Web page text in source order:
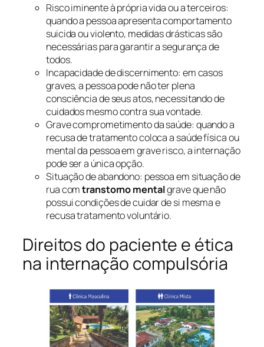
Risco iminente à própria vida ou a terceiros:
quando a pessoa apresenta comportamento
suicida ou violento, medidas drásticas são
necessárias para garantir a segurança de
todos.
Incapacidade de discernimento: em casos
graves, a pessoa pode não ter plena
consciência de seus atos, necessitando de
cuidados mesmo contra sua vontade.
Grave comprometimento da saúde: quando a
recusa de tratamento coloca a saúde física ou
mental da pessoa em grave risco, a internação
pode ser a única opção.
Situação de abandono: pessoa em situação de
rua comtranstorno mentalgrave que não
possui condições de cuidar de si mesma e
recusa tratamento voluntário.
Direitos do paciente e ética
na internação compulsória